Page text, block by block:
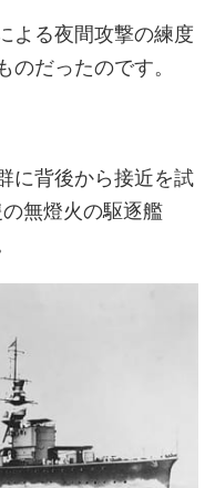
よる夜間攻撃の練度
のだったのです。
に背後から接近を試
無燈火の駆逐艦